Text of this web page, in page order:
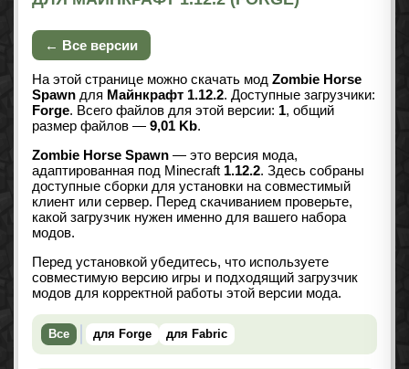
← Все версии
На этой странице можно скачать мод Zombie Horse
Spawn для Майнкрафт 1.12.2. Доступные загрузчики:
Forge. Всего файлов для этой версии: 1, общий
размер файлов — 9,01 Kb.
Zombie Horse Spawn — это версия мода,
адаптированная под Minecraft 1.12.2. Здесь собраны
доступные сборки для установки на совместимый
клиент или сервер. Перед скачиванием проверьте,
какой загрузчик нужен именно для вашего набора
модов.
Перед установкой убедитесь, что используете
совместимую версию игры и подходящий загрузчик
модов для корректной работы этой версии мода.
Все для Forge для Fabric